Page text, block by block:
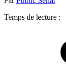
Temps de lecture :